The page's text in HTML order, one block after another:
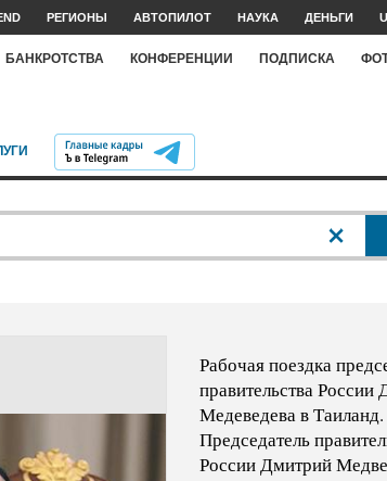
РЕГИОНЫ АВТОПИЛОТ НАУКА ДЕНЬГИ
БАНКРОТСТВА КОНФЕРЕНЦИИ ПОДПИСКА
Рабочая поездка
правительства России
Медеведева в Таиланд.
Председатель
России Дмитрий